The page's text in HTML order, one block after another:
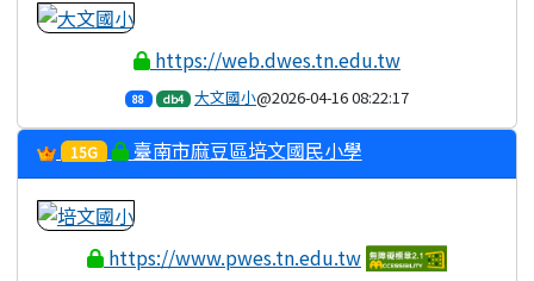
https://web.dwes.tn.edu.tw
88 db4 大文國小@2026-04-16 08:22:17
15G 臺南市麻豆區培文國民小學
https://www.pwes.tn.edu.tw